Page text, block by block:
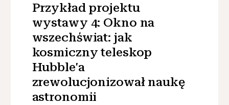
Przykład projektu
wystawy 4: Okno na
wszechświat: jak
kosmiczny teleskop
Hubble'a
zrewolucjonizował naukę
astronomii